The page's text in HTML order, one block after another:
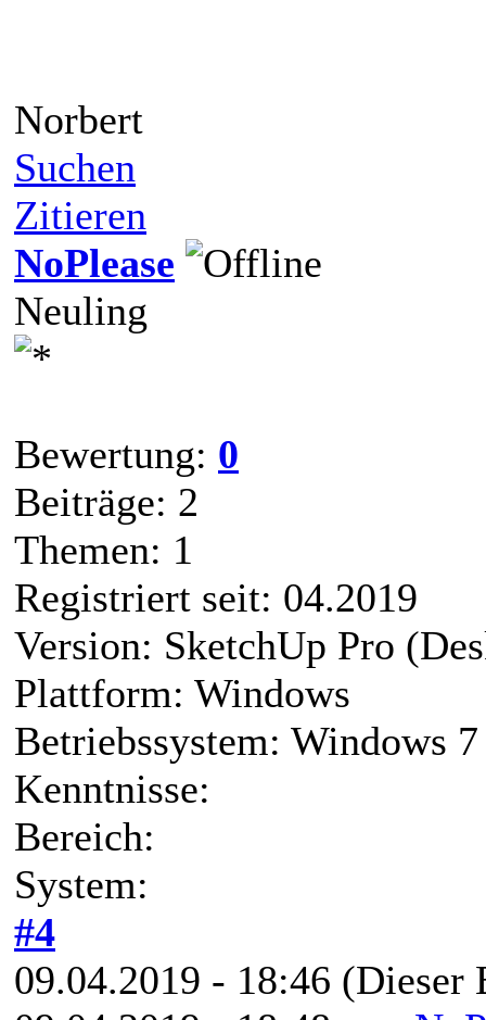
Norbert
Suchen
Zitieren
NoPlease
Neuling
Bewertung: 0
Beiträge: 2
Themen: 1
Registriert seit: 04.2019
Version: SketchUp Pro
Plattform: Windows
Betriebssystem: Windows
Kenntnisse:
Bereich:
System:
#4
09.04.2019 - 18:46 (Dieser